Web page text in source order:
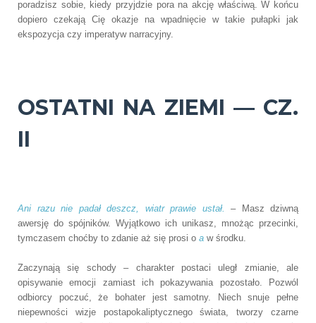
poradzisz sobie, kiedy przyjdzie pora na akcję właściwą. W końcu
dopiero czekają Cię okazje na wpadnięcie w takie pułapki jak
ekspozycja czy imperatyw narracyjny.
OSTATNI NA ZIEMI — CZ.
II
Ani razu nie padał deszcz, wiatr prawie ustał. – Masz dziwną
awersję do spójników. Wyjątkowo ich unikasz, mnożąc przecinki,
tymczasem choćby to zdanie aż się prosi o a w środku.
Zaczynają się schody – charakter postaci uległ zmianie, ale
opisywanie emocji zamiast ich pokazywania pozostało. Pozwól
odbiorcy poczuć, że bohater jest samotny. Niech snuje pełne
niepewności wizje postapokaliptycznego świata, tworzy czarne